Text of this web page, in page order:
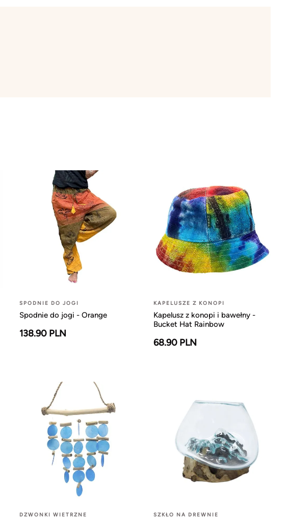
SPODNIE DO JOGI
Spodnie do jogi - Orange
138.90 PLN
KAPELUSZE Z KONOPI
Kapelusz z konopi i bawełny -
Bucket Hat Rainbow
68.90 PLN
DZWONKI WIETRZNE SZKŁO NA DREWNIE